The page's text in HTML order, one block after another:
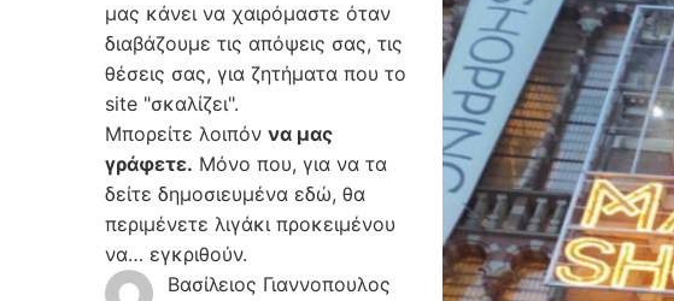
μας κάνει να χαιρόμαστε όταν
διαβάζουμε τις απόψεις σας, τις
θέσεις σας, για ζητήματα που το
site "σκαλίζει".
Μπορείτε λοιπόν να μας
γράφετε. Μόνο που, για να τα
δείτε δημοσιευμένα εδώ, θα
περιμένετε λιγάκι προκειμένου
να… εγκριθούν.
Βασίλειος Γιαννοπουλος